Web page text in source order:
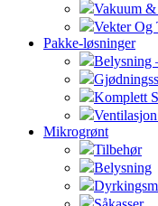
Vakuum
Vekter Og
Pakke-løsninger
Belysning
Komplett
Mikrogrønt
Tilbehør
Belysning